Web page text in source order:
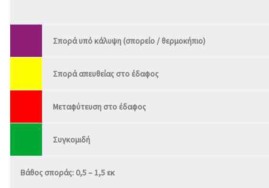
Σπορά υπό κάλυψη (σπορείο / θερμοκήπιο)
Σπορά απευθείας στο έδαφος
Μεταφύτευση στο έδαφος
Συγκομιδή
Βάθος σποράς: 0,5 – 1,5 εκ